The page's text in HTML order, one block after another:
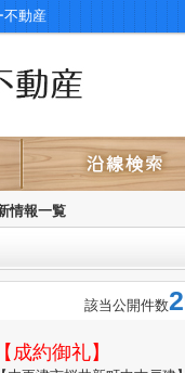
不動産
情報一覧
該当公開件数
【成約御礼】